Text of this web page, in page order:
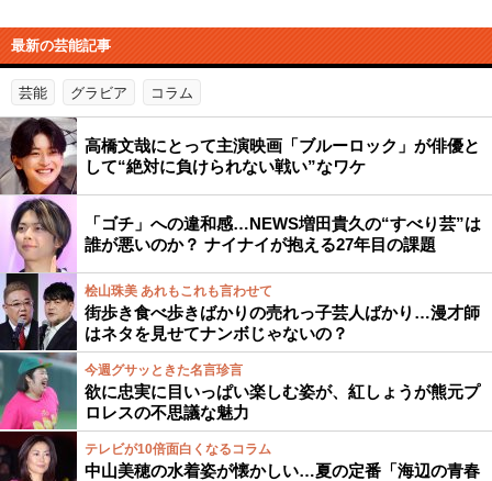
最新の芸能記事
芸能 グラビア コラム
高橋文哉にとって主演映画「ブルーロック」が俳優と
して“絶対に負けられない戦い”なワケ
「ゴチ」への違和感…NEWS増田貴久の“すべり芸”は
誰が悪いのか？ ナイナイが抱える27年目の課題
桧山珠美 あれもこれも言わせて
街歩き食べ歩きばかりの売れっ子芸人ばかり…漫才師
はネタを見せてナンボじゃないの？
今週グサッときた名言珍言
欲に忠実に目いっぱい楽しむ姿が、紅しょうが熊元プ
ロレスの不思議な魅力
テレビが10倍面白くなるコラム
中山美穂の水着姿が懐かしい…夏の定番「海辺の青春